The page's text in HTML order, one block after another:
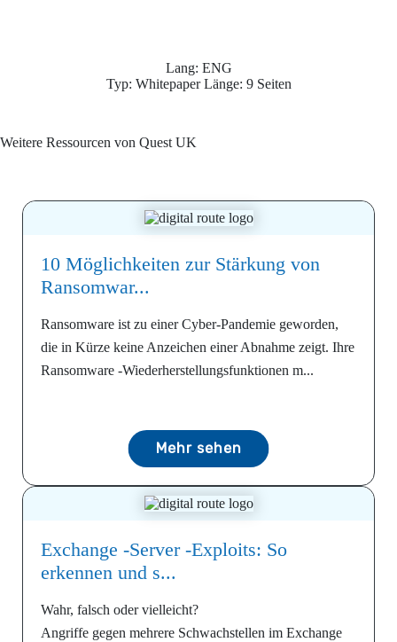
Lang: ENG
Typ: Whitepaper Länge: 9 Seiten
Weitere Ressourcen von Quest UK
10 Möglichkeiten zur Stärkung von
Ransomwar...
Ransomware ist zu einer Cyber-Pandemie geworden,
die in Kürze keine Anzeichen einer Abnahme zeigt. Ihre
Ransomware -Wiederherstellungsfunktionen m...
Mehr sehen
Exchange -Server -Exploits: So
erkennen und s...
Wahr, falsch oder vielleicht?
Angriffe gegen mehrere Schwachstellen im Exchange